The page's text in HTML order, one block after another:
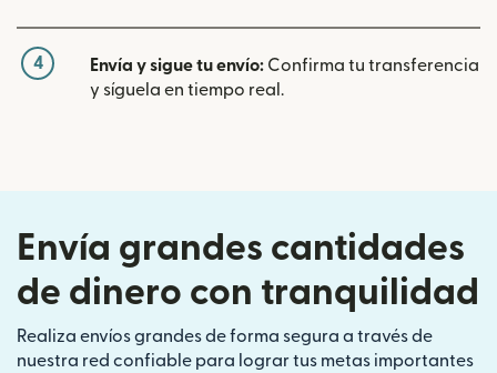
4 Envía y sigue tu envío: Confirma tu transferencia
y síguela en tiempo real.
Envía grandes cantidades
de dinero con tranquilidad
Realiza envíos grandes de forma segura a través de
nuestra red confiable para lograr tus metas importantes